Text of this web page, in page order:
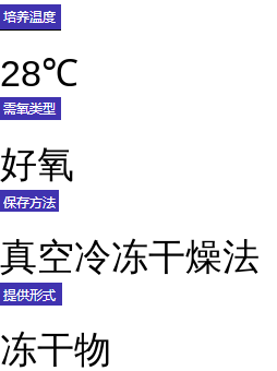
28℃
好氧
真空冷冻干燥法
冻干物